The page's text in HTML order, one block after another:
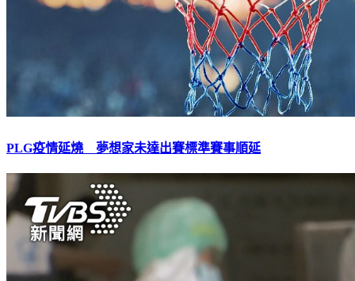
PLG疫情延燒 夢想家未達出賽標準賽事順延